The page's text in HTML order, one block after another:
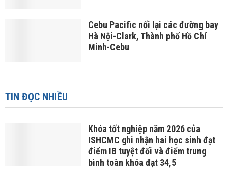
Cebu Pacific nối lại các đường bay
Hà Nội-Clark, Thành phố Hồ Chí
Minh-Cebu
TIN ĐỌC NHIỀU
Khóa tốt nghiệp năm 2026 của
ISHCMC ghi nhận hai học sinh đạt
điểm IB tuyệt đối và điểm trung
bình toàn khóa đạt 34,5